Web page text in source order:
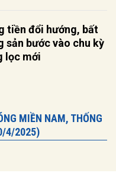
tiền đổi hướng, bất
sản bước vào chu kỳ
lọc mới
MIỀN NAM, THỐNG
4/2025)